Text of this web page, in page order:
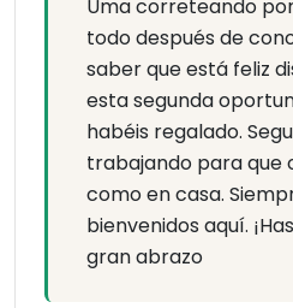
Uma correteando
todo después de
saber que está feliz
esta segunda
habéis regalado.
trabajando para que
como en casa.
bienvenidos aquí.
gran abrazo